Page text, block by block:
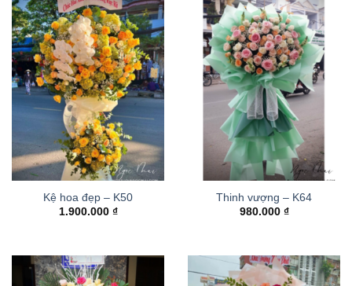
Kệ hoa đẹp – K50
1.900.000 ₫
Thinh vượng – K64
980.000 ₫